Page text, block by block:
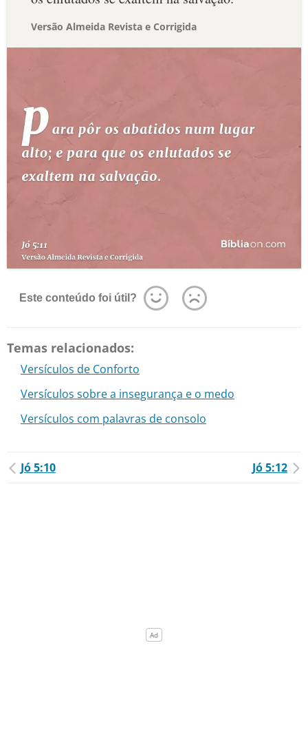
Versão Almeida Revista e Corrigida
Este conteúdo foi útil?
Temas relacionados:
Versículos de Conforto
Versículos sobre a insegurança e o medo
Versículos com palavras de consolo
Jó 5:10 Jó 5:12